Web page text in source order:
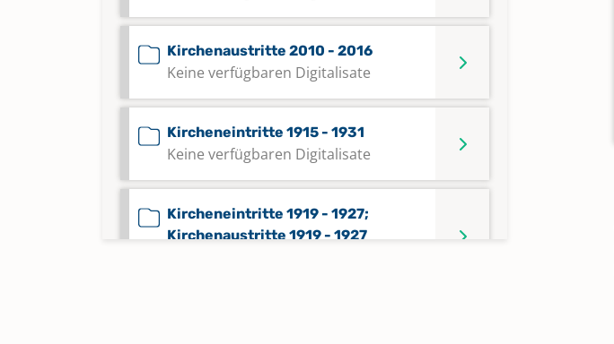
Kirchenaustritte 2010 - 2016
Keine verfügbaren Digitalisate
Kircheneintritte 1915 - 1931
Keine verfügbaren Digitalisate
Kircheneintritte 1919 - 1927;
Kirchenaustritte 1919 - 1927